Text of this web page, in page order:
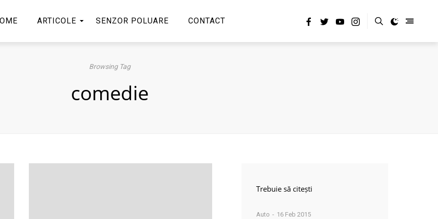
ARTICOLE SENZOR POLUARE CONTACT
Browsing Tag
comedie
Trebuie să citești
Auto 16 Feb 2015